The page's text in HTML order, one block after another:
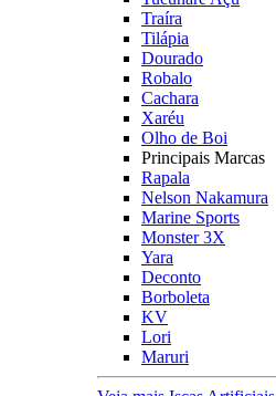
Traíra
Tilápia
Dourado
Robalo
Cachara
Xaréu
Olho de Boi
Principais Marcas
Rapala
Nelson Nakamura
Marine Sports
Monster 3X
Yara
Deconto
Borboleta
KV
Lori
Maruri